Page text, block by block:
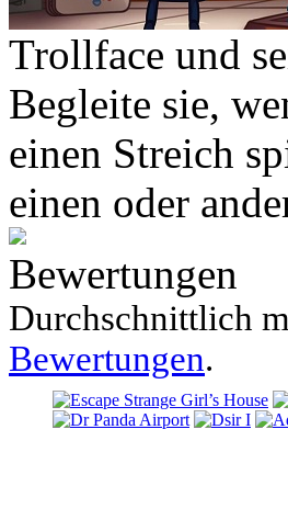
Trollface und
Begleite sie,
einen Streich
einen oder
Bewertungen
Durchschnittlich
Bewertungen.